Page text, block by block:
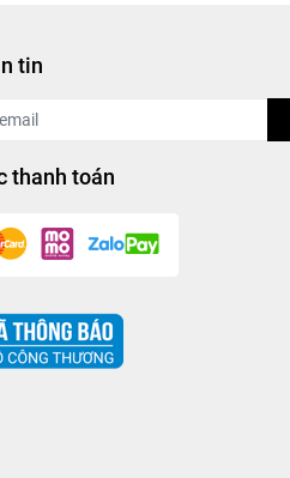
tin
thanh toán